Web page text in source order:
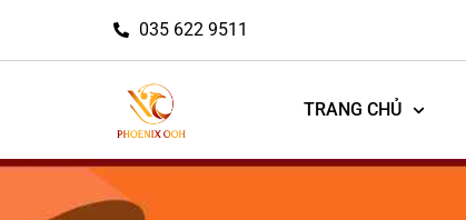
035 622 9511
TRANG CHỦ